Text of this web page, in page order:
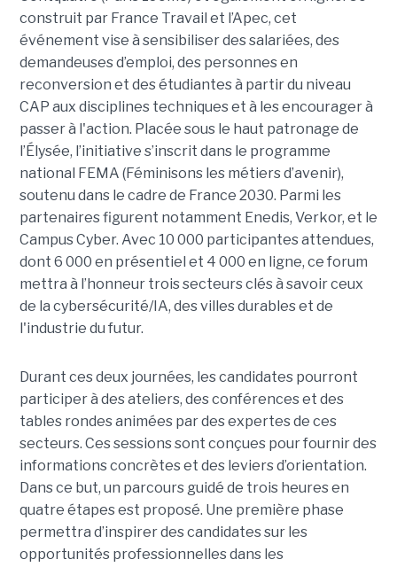
construit par France Travail et l’Apec, cet
événement vise à sensibiliser des salariées, des
demandeuses d’emploi, des personnes en
reconversion et des étudiantes à partir du niveau
CAP aux disciplines techniques et à les encourager à
passer à l'action. Placée sous le haut patronage de
l’Élysée, l’initiative s’inscrit dans le programme
national FEMA (Féminisons les métiers d’avenir),
soutenu dans le cadre de France 2030. Parmi les
partenaires figurent notamment Enedis, Verkor, et le
Campus Cyber. Avec 10 000 participantes attendues,
dont 6 000 en présentiel et 4 000 en ligne, ce forum
mettra à l’honneur trois secteurs clés à savoir ceux
de la cybersécurité/IA, des villes durables et de
l'industrie du futur.
Durant ces deux journées, les candidates pourront
participer à des ateliers, des conférences et des
tables rondes animées par des expertes de ces
secteurs. Ces sessions sont conçues pour fournir des
informations concrètes et des leviers d’orientation.
Dans ce but, un parcours guidé de trois heures en
quatre étapes est proposé. Une première phase
permettra d’inspirer des candidates sur les
opportunités professionnelles dans les